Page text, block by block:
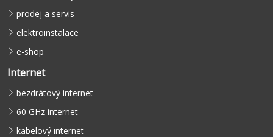
prodej a servis
elektroinstalace
e-shop
Internet
bezdrátový internet
60 GHz internet
kabelový internet